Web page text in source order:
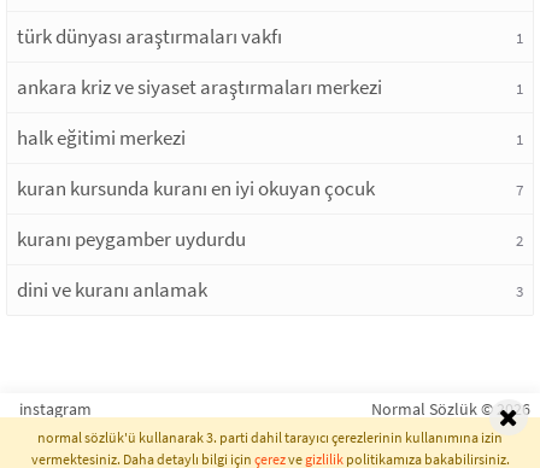
türk dünyası araştırmaları vakfı 1
ankara kriz ve siyaset araştırmaları merkezi 1
halk eğitimi merkezi 1
kuran kursunda kuranı en iyi okuyan çocuk 7
kuranı peygamber uydurdu 2
dini ve kuranı anlamak 3
instagram Normal Sözlük © 2026
normal sözlük'ü kullanarak 3. parti dahil tarayıcı çerezlerinin kullanımına izin
vermektesiniz. Daha detaylı bilgi için çerezvegizlilikpolitikamıza bakabilirsiniz.